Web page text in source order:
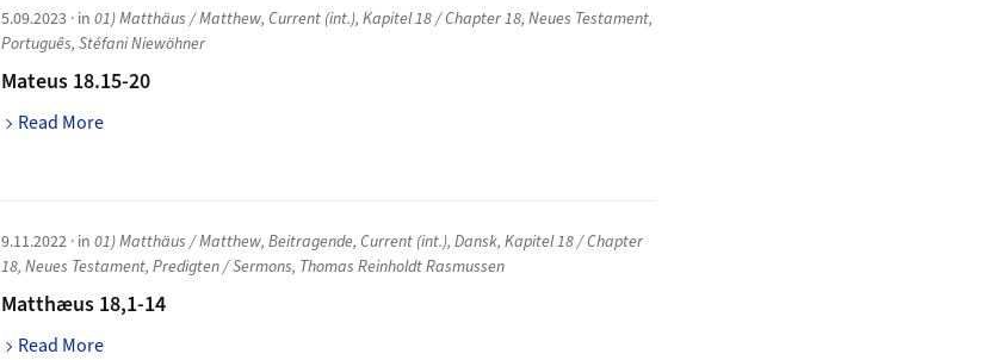
5.09.2023 · in01) Matthäus / Matthew,Current (int.),Kapitel 18 / Chapter 18,Neues Testament,
Português,Stéfani Niewöhner
Mateus 18.15-20
Read More
9.11.2022 · in01) Matthäus / Matthew,Beitragende,Current (int.),Dansk,Kapitel 18 / Chapter
18,Neues Testament,Predigten / Sermons, Thomas Reinholdt Rasmussen
Matthæus 18,1-14
Read More